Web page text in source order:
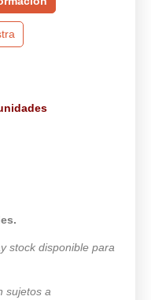
stock disponible para
sujetos a